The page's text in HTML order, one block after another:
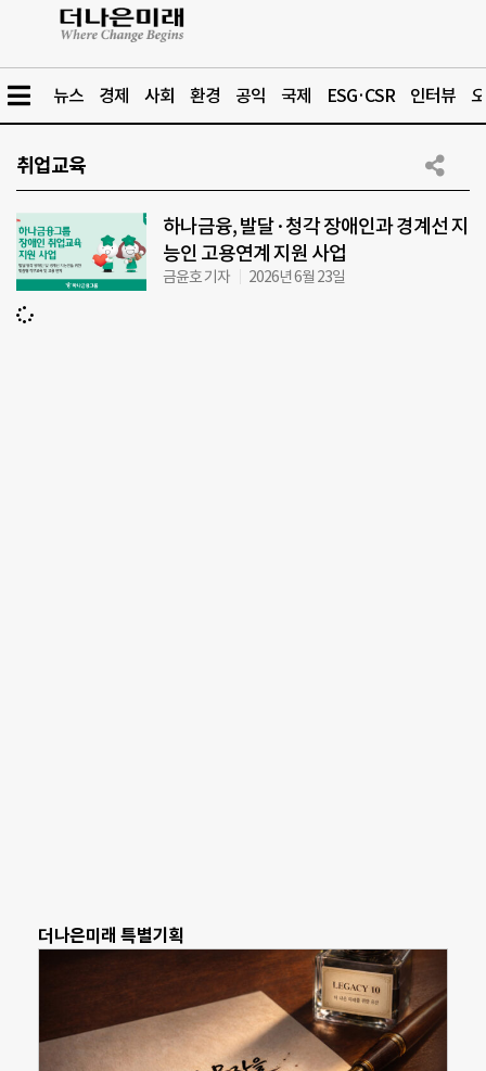
뉴스 경제 사회 환경 공익 국제 ESG·CSR 인터뷰
취업교육
하나금융, 발달·청각 장애인과 경계선 지
능인 고용연계 지원 사업
금윤호 기자 2026년 6월 23일
더나은미래 특별기획